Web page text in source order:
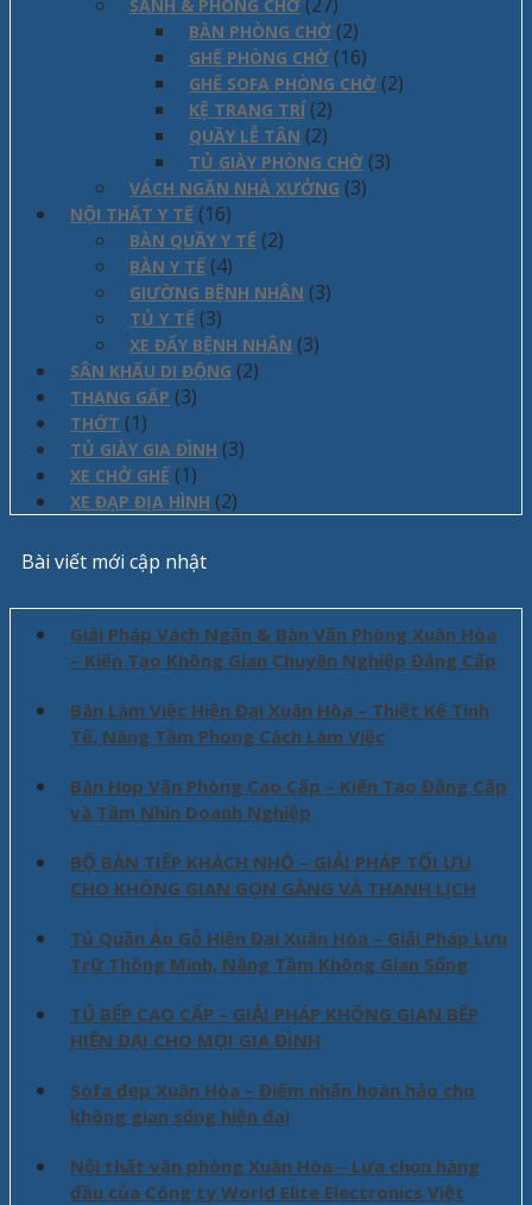
SẢNH & PHÒNG CHỜ
BÀN PHÒNG CHỜ (2)
GHẾ PHÒNG CHỜ (16)
GHẾ SOFA PHÒNG CHỜ (2)
KỆ TRANG TRÍ (2)
QUẦY LỄ TÂN (2)
TỦ GIÀY PHÒNG CHỜ (3)
VÁCH NGĂN NHÀ XƯỞNG (3)
NỘI THẤT Y TẾ (16)
BÀN QUẦY Y TẾ (2)
BÀN Y TẾ (4)
GIƯỜNG BỆNH NHÂN (3)
TỦ Y TẾ (3)
XE ĐẨY BỆNH NHÂN (3)
SÂN KHẤU DI ĐỘNG (2)
THANG GẤP (3)
THỚT (1)
TỦ GIÀY GIA ĐÌNH (3)
XE CHỞ GHẾ (1)
XE ĐẠP ĐỊA HÌNH (2)
Bài viết mới cập nhật
Giải Pháp Vách Ngăn & Bàn Văn Phòng Xuân Hòa
– Kiến Tạo Không Gian Chuyên Nghiệp Đẳng Cấp
Bàn Làm Việc Hiện Đại Xuân Hòa – Thiết Kế Tinh
Tế, Nâng Tầm Phong Cách Làm Việc
Bàn Họp Văn Phòng Cao Cấp – Kiến Tạo Đẳng Cấp
và Tầm Nhìn Doanh Nghiệp
BỘ BÀN TIẾP KHÁCH NHỎ – GIẢI PHÁP TỐI ƯU
CHO KHÔNG GIAN GỌN GÀNG VÀ THANH LỊCH
Tủ Quần Áo Gỗ Hiện Đại Xuân Hòa – Giải Pháp Lưu
Trữ Thông Minh, Nâng Tầm Không Gian Sống
TỦ BẾP CAO CẤP – GIẢI PHÁP KHÔNG GIAN BẾP
HIỆN ĐẠI CHO MỌI GIA ĐÌNH
Sofa đẹp Xuân Hòa – Điểm nhấn hoàn hảo cho
không gian sống hiện đại
Nội thất văn phòng Xuân Hòa – Lựa chọn hàng
đầu của Công ty World Elite Electronics Việt